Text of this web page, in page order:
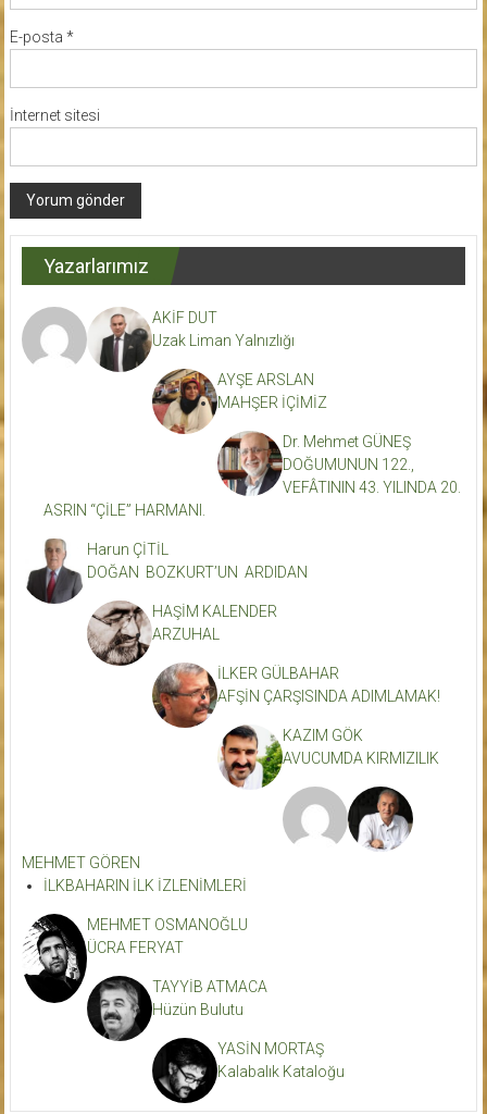
E-posta *
İnternet sitesi
Yazarlarımız
AKİF DUT
Uzak Liman Yalnızlığı
AYŞE ARSLAN
MAHŞER İÇİMİZ
Dr. Mehmet GÜNEŞ
DOĞUMUNUN 122.,
VEFÂTININ 43. YILINDA 20.
ASRIN “ÇİLE” HARMANI.
Harun ÇİTİL
DOĞAN BOZKURT’UN ARDIDAN
HAŞİM KALENDER
ARZUHAL
İLKER GÜLBAHAR
AFŞİN ÇARŞISINDA ADIMLAMAK!
KAZIM GÖK
AVUCUMDA KIRMIZILIK
MEHMET GÖREN
İLKBAHARIN İLK İZLENİMLERİ
MEHMET OSMANOĞLU
ÜCRA FERYAT
TAYYİB ATMACA
Hüzün Bulutu
YASİN MORTAŞ
Kalabalık Kataloğu